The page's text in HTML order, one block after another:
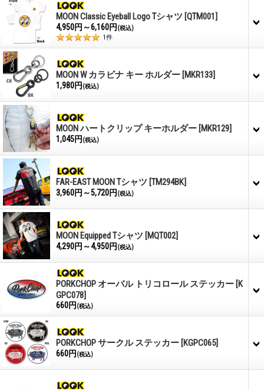
MOON Classic Eyeball Logo Tシャツ [QTM001]
4,950円～6,160円 (税込)
1件
MOON W カラビナ キー ホルダー [MKR133]
1,980円 (税込)
MOON ハートクリップ キーホルダー [MKR129]
1,045円 (税込)
FAR-EAST MOON Tシャツ [TM294BK]
3,960円～5,720円 (税込)
MOON Equipped Tシャツ [MQT002]
4,290円～4,950円 (税込)
PORKCHOP オーバル トリコロール ステッカー [K
GPC078]
660円 (税込)
PORKCHOP サークル ステッカー [KGPC065]
660円 (税込)